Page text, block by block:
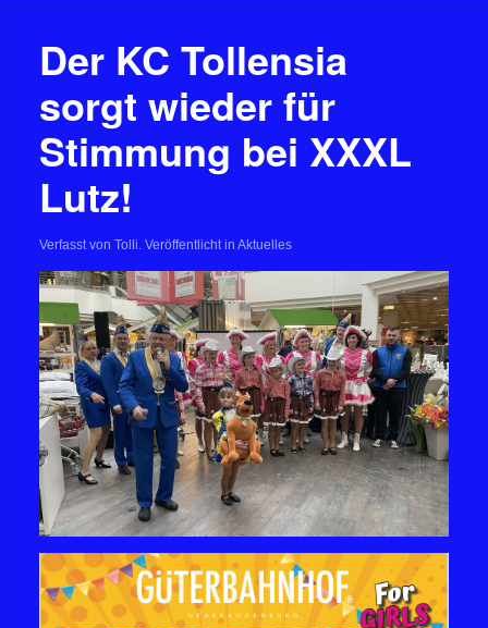
Der KC Tollensia
sorgt wieder für
Stimmung bei XXXL
Lutz!
Verfasst von Tolli. Veröffentlicht in Aktuelles